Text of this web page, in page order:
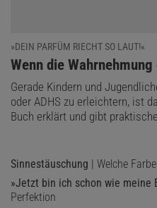
»DEIN PARFÜM RIECHT SO LAUT!«
:
Wenn die
Gerade Kindern und
oder ADHS zu erleichtern, ist
Buch erklärt und gibt
Sinnestäuschung | Welche
»Jetzt bin ich schon wie meine
Perfektion